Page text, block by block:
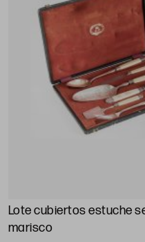
Lote cubiertos estuche
marisco